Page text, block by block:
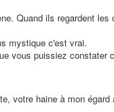
Quand ils regardent les
mystique c'est vrai.
vous puissiez constater
votre haine à mon égard